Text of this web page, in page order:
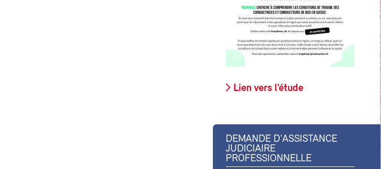
Lien vers l’étude
DEMANDE D'ASSISTANCE
JUDICIAIRE
PROFESSIONNELLE